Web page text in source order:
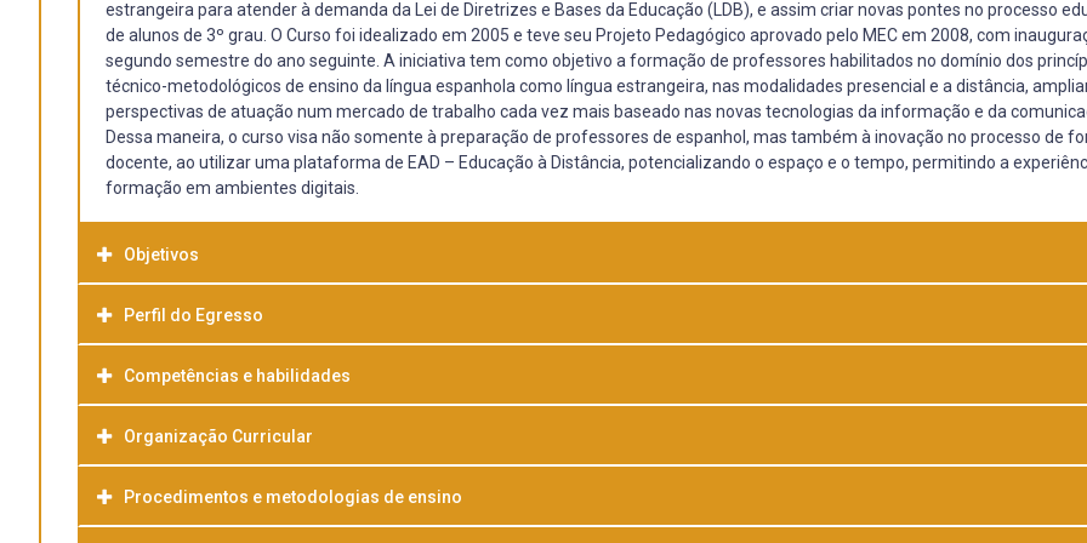
estrangeira para atender à demanda da Lei de Diretrizes e Bases da Educação (LDB), e assim criar novas pontes no processo
de alunos de 3º grau. O Curso foi idealizado em 2005 e teve seu Projeto Pedagógico aprovado pelo MEC em 2008, com
segundo semestre do ano seguinte. A iniciativa tem como objetivo a formação de professores habilitados no domínio dos
técnico-metodológicos de ensino da língua espanhola como língua estrangeira, nas modalidades presencial e a distância,
perspectivas de atuação num mercado de trabalho cada vez mais baseado nas novas tecnologias da informação e da
Dessa maneira, o curso visa não somente à preparação de professores de espanhol, mas também à inovação no processo de
docente, ao utilizar uma plataforma de EAD – Educação à Distância, potencializando o espaço e o tempo, permitindo a
formação em ambientes digitais.
Objetivos
Perfil do Egresso
Apesar de termos uma estrutura que procura dar suporte ao aluno no processo de ensino-aprendizagem, o aluno que estuda a
precisa desenvolver a prática da pesquisa, uma vez que, seu aprendizado depende também de seu próprio interesse, esforço e
desempenho. A organização do tempo do aluno para este processo é fundamental, já que o curso exige dedicação para o
desenvolvimento das atividades propostas, mas não define os horários do aluno, excetuando no encontro presencial.
Competências e habilidades
Organização Curricular
Procedimentos e metodologias de ensino